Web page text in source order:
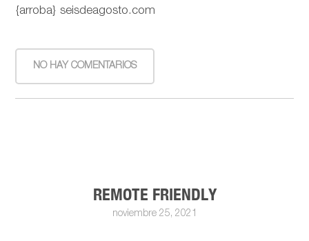
{arroba} seisdeagosto.com
NO HAY COMENTARIOS
REMOTE FRIENDLY
noviembre 25, 2021